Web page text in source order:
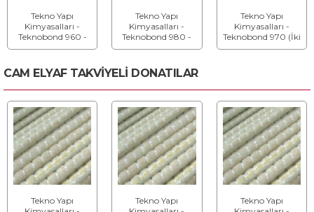
Tekno Yapı
Kimyasalları -
Teknobond 960 -
Asfalt ve Beton
Tekno Yapı
Kimyasalları -
Teknobond 980 -
Yol Çizgi Boyası
Tekno Yapı
Kimyasalları -
Teknobond 970 (İki
Bilesenli) - Soğuk
CAM ELYAF TAKVİYELİ DONATILAR
Tekno Yapı
Tekno Yapı
Tekno Yapı